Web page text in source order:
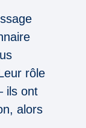
rôle
ils ont
alors